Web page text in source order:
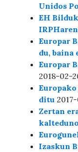
Unidos
EH
Europar
du, baina
Europar
2018-02-
ditu
Zertan
Izaskun